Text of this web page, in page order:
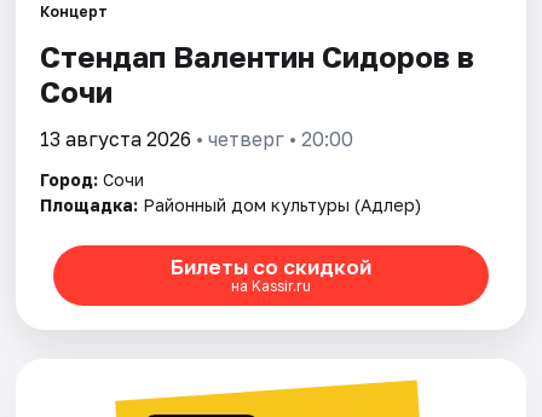
Концерт
Стендап Валентин Сидоров в
Сочи
13 августа 2026 • четверг • 20:00
Город: Сочи
Площадка: Районный дом культуры (Адлер)
Билеты со скидкой
на Kassir.ru